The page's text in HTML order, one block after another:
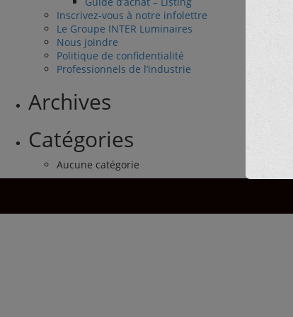
Inscrivez-vous à notre infolettre
Le Groupe INTER Luminaires
Nous joindre
Politique de confidentialité
Professionnels de l’industrie
Archives
Catégories
Aucune catégorie